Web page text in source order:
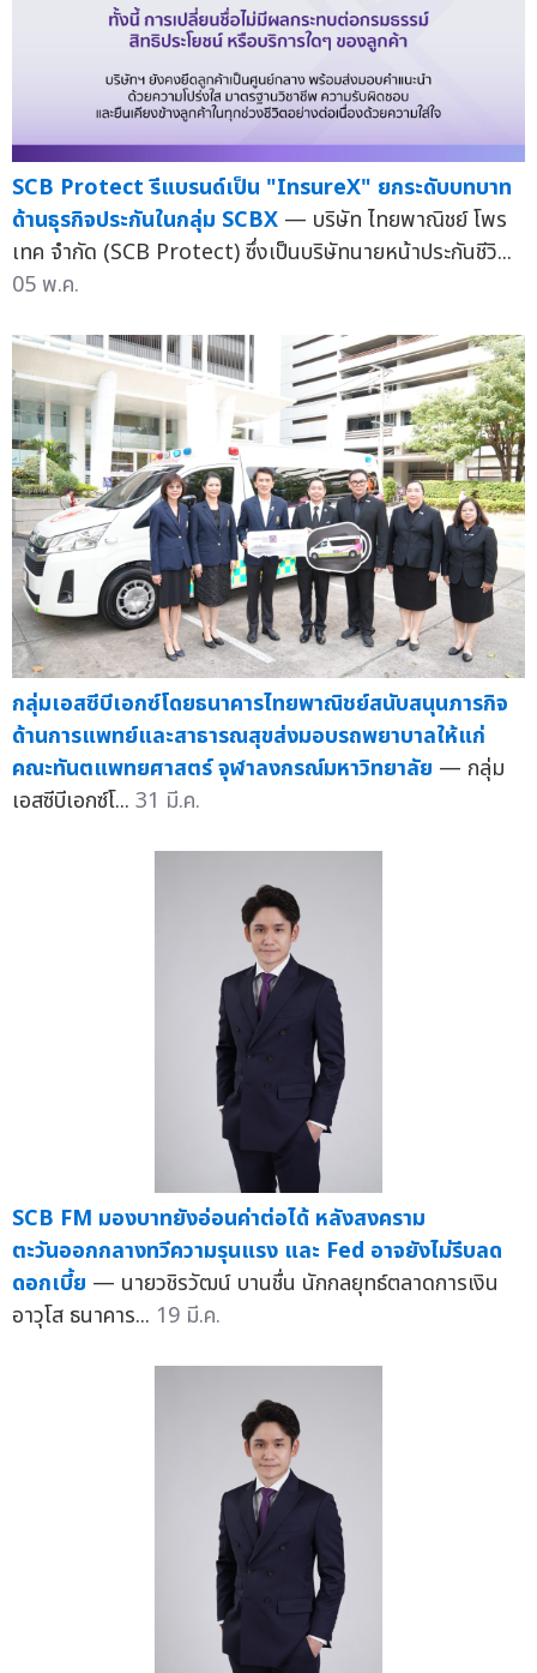
SCB Protect รีแบรนด์เป็น "InsureX" ยกระดับบทบาท
ด้านธุรกิจประกันในกลุ่ม SCBX — บริษัท ไทยพาณิชย์ โพร
เทค จำกัด (SCB Protect) ซึ่งเป็นบริษัทนายหน้าประกันชีวิ...
05 พ.ค.
กลุ่มเอสซีบีเอกซ์โดยธนาคารไทยพาณิชย์สนับสนุนภารกิจ
ด้านการแพทย์และสาธารณสุขส่งมอบรถพยาบาลให้แก่
คณะทันตแพทยศาสตร์ จุฬาลงกรณ์มหาวิทยาลัย — กลุ่ม
เอสซีบีเอกซ์โ... 31 มี.ค.
SCB FM มองบาทยังอ่อนค่าต่อได้ หลังสงคราม
ตะวันออกกลางทวีความรุนแรง และ Fed อาจยังไม่รีบลด
ดอกเบี้ย — นายวชิรวัฒน์ บานชื่น นักกลยุทธ์ตลาดการเงิน
อาวุโส ธนาคาร... 19 มี.ค.